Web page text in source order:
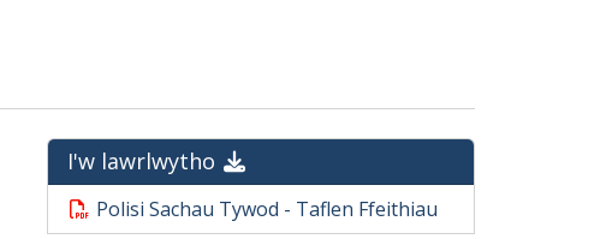
I'w lawrlwytho
Polisi Sachau Tywod - Taflen Ffeithiau